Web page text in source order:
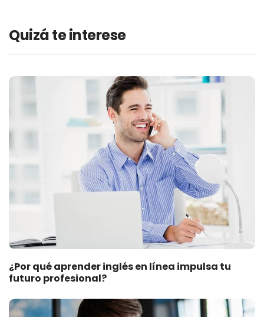
Quizá te interese
¿Por qué aprender inglés en línea impulsa tu
futuro profesional?